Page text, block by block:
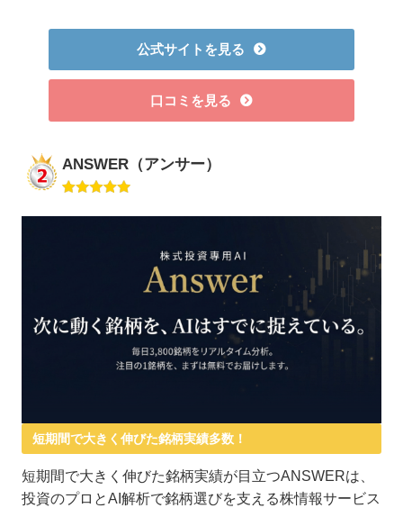
公式サイトを見る
口コミを見る
ANSWER（アンサー）
短期間で大きく伸びた銘柄実績多数！
短期間で大きく伸びた銘柄実績が目立つANSWERは、
投資のプロとAI解析で銘柄選びを支える株情報サービス